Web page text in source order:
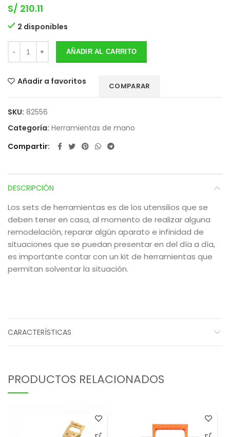
S/ 210.11
2 disponibles
AÑADIR AL CARRITO
Añadir a favoritos COMPARAR
SKU: 82556
Categoría: Herramientas de mano
Compartir
DESCRIPCIÓN
Los sets de herramientas es de los utensilios que se
deben tener en casa, al momento de realizar alguna
remodelación, reparar algún aparato e infinidad de
situaciones que se puedan presentar en del día a día,
es importante contar con un kit de herramientas que
permitan solventar la situación.
CARACTERÍSTICAS
PRODUCTOS RELACIONADOS